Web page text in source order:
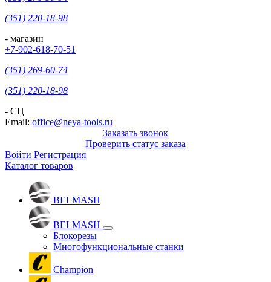
(351) 220-18-98
- магазин
+7-902-618-70-51
(351) 269-60-74
(351) 220-18-98
- СЦ
Email: office@neya-tools.ru
Заказать звонок
Проверить статус заказа
Войти Регистрация
Каталог товаров
BELMASH
BELMASH
Блокорезы
Многофункциональные станки
Champion